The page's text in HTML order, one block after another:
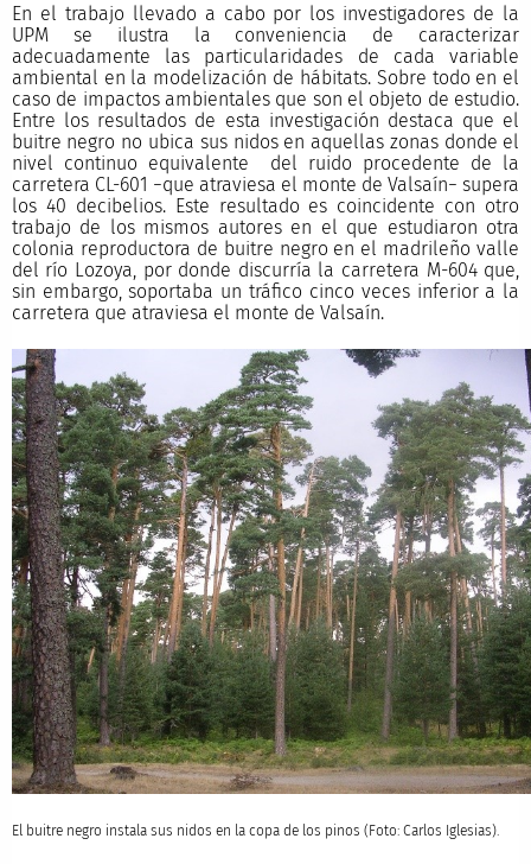
En el trabajo llevado a cabo por los investigadores de la
UPM se ilustra la conveniencia de caracterizar
adecuadamente las particularidades de cada variable
ambiental en la modelización de hábitats. Sobre todo en el
caso de impactos ambientales que son el objeto de estudio.
Entre los resultados de esta investigación destaca que el
buitre negro no ubica sus nidos en aquellas zonas donde el
nivel continuo equivalente del ruido procedente de la
carretera CL-601 −que atraviesa el monte de Valsaín− supera
los 40 decibelios. Este resultado es coincidente con otro
trabajo de los mismos autores en el que estudiaron otra
colonia reproductora de buitre negro en el madrileño valle
del río Lozoya, por donde discurría la carretera M-604 que,
sin embargo, soportaba un tráfico cinco veces inferior a la
carretera que atraviesa el monte de Valsaín.
El buitre negro instala sus nidos en la copa de los pinos (Foto: Carlos Iglesias).